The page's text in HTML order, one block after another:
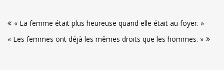
de
l’article
« La femme était plus heureuse quand elle était au foyer. »
« Les femmes ont déjà les mêmes droits que les hommes. »